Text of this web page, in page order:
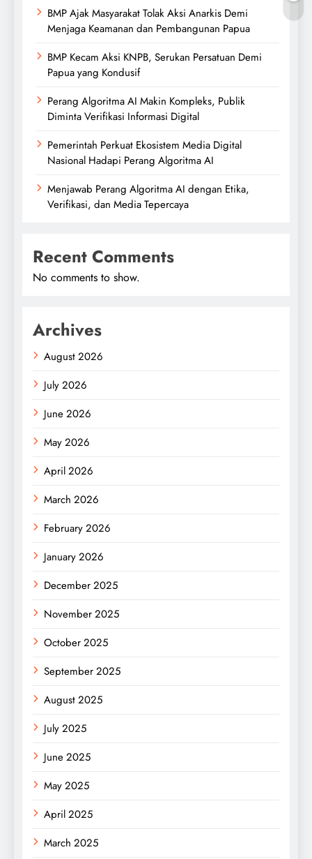
BMP Ajak Masyarakat Tolak Aksi Anarkis Demi
Menjaga Keamanan dan Pembangunan Papua
BMP Kecam Aksi KNPB, Serukan Persatuan Demi
Papua yang Kondusif
Perang Algoritma AI Makin Kompleks, Publik
Diminta Verifikasi Informasi Digital
Pemerintah Perkuat Ekosistem Media Digital
Nasional Hadapi Perang Algoritma AI
Menjawab Perang Algoritma AI dengan Etika,
Verifikasi, dan Media Tepercaya
Recent Comments
No comments to show.
Archives
August 2026
July 2026
June 2026
May 2026
April 2026
March 2026
February 2026
January 2026
December 2025
November 2025
October 2025
September 2025
August 2025
July 2025
June 2025
May 2025
April 2025
March 2025